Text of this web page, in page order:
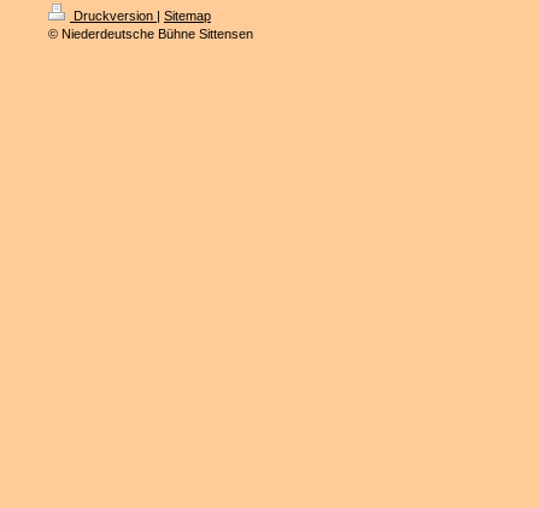
Druckversion | Sitemap
© Niederdeutsche Bühne Sittensen